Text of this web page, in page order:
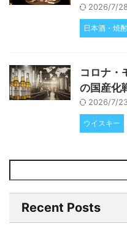
2026/7/28
日本酒・焼酎
コロナ・
の国産化
2026/7/
ウイスキー
Recent Posts